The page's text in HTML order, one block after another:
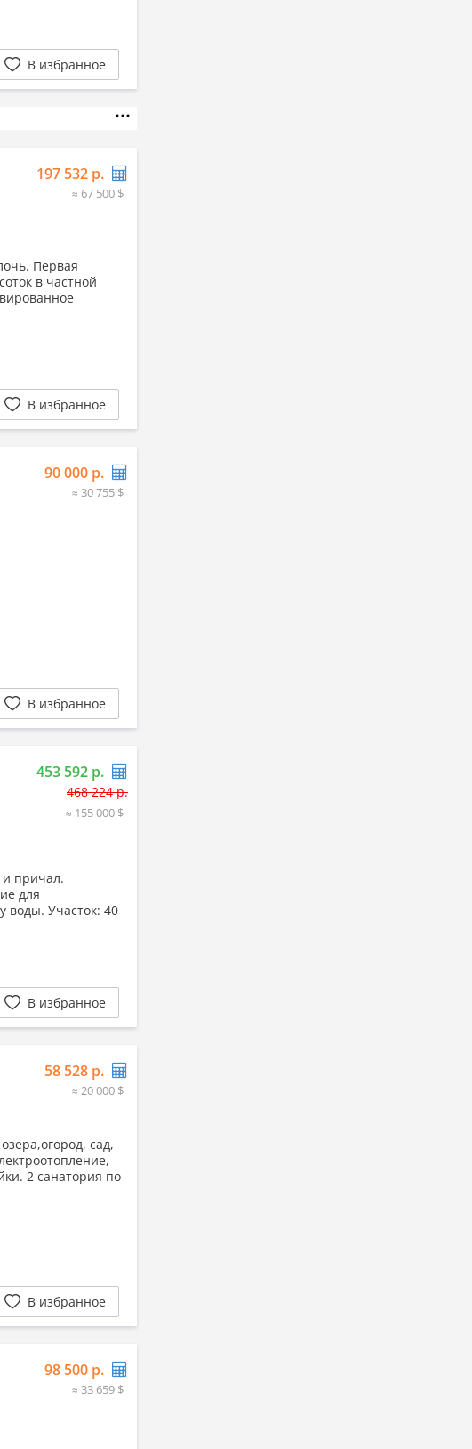
В избранное
197 532 р.
≈ 67 500 $
Первая
в частной
В избранное
90 000 р.
≈ 30 755 $
В избранное
453 592 р.
468 224 р.
≈ 155 000 $
и причал.
для
воды. Участок: 40
В избранное
58 528 р.
≈ 20 000 $
сад,
2 санатория по
В избранное
98 500 р.
≈ 33 659 $